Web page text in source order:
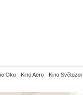
Oko Kino Aero Kino Světozor